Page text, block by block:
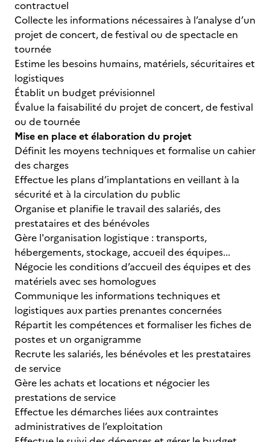
contractuel
Collecte les informations nécessaires à l’analyse d’un
projet de concert, de festival ou de spectacle en
tournée
Estime les besoins humains, matériels, sécuritaires et
logistiques
Établit un budget prévisionnel
Évalue la faisabilité du projet de concert, de festival
ou de tournée
Mise en place et élaboration du projet
Définit les moyens techniques et formalise un cahier
des charges
Effectue les plans d’implantations en veillant à la
sécurité et à la circulation du public
Organise et planifie le travail des salariés, des
prestataires et des bénévoles
Gère l'organisation logistique : transports,
hébergements, stockage, accueil des équipes...
Négocie les conditions d’accueil des équipes et des
matériels avec ses homologues
Communique les informations techniques et
logistiques aux parties prenantes concernées
Répartit les compétences et formaliser les fiches de
postes et un organigramme
Recrute les salariés, les bénévoles et les prestataires
de service
Gère les achats et locations et négocier les
prestations de service
Effectue les démarches liées aux contraintes
administratives de l’exploitation